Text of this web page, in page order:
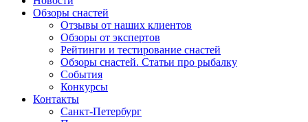
Обзоры снастей
Отзывы от наших клиентов
Обзоры от экспертов
Рейтинги и тестирование снастей
Обзоры снастей. Статьи про рыбалку
События
Конкурсы
Контакты
Санкт-Петербург